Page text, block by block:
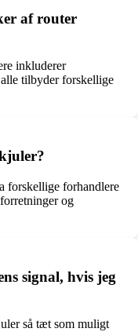
af router
inkluderer
tilbyder forskellige
forskellige forhandlere
og
signal, hvis jeg
så tæt som muligt